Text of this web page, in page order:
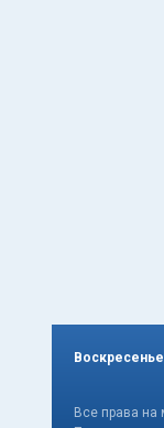
Все права на